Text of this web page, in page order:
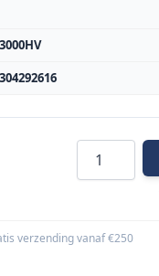
Aantal
verzending vanaf €250